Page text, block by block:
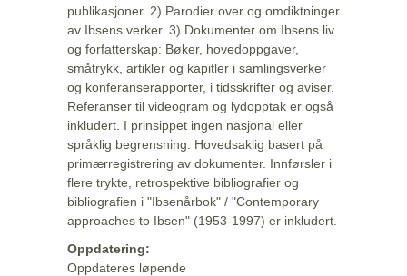
publikasjoner. 2) Parodier over og omdiktninger
av Ibsens verker. 3) Dokumenter om Ibsens liv
og forfatterskap: Bøker, hovedoppgaver,
småtrykk, artikler og kapitler i samlingsverker
og konferanserapporter, i tidsskrifter og aviser.
Referanser til videogram og lydopptak er også
inkludert. I prinsippet ingen nasjonal eller
språklig begrensning. Hovedsaklig basert på
primærregistrering av dokumenter. Innførsler i
flere trykte, retrospektive bibliografier og
bibliografien i "Ibsenårbok" / "Contemporary
approaches to Ibsen" (1953-1997) er inkludert.
Oppdatering:
Oppdateres løpende